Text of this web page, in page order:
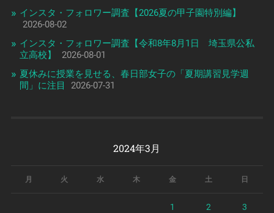
インスタ・フォロワー調査【2026夏の甲子園特別編】
2026-08-02
インスタ・フォロワー調査【令和8年8月1日 埼玉県公私
立高校】
2026-08-01
夏休みに授業を見せる、春日部女子の「夏期講習見学週
間」に注目
2026-07-31
2024年3月
月 火 水 木 金 土 日
1 2 3